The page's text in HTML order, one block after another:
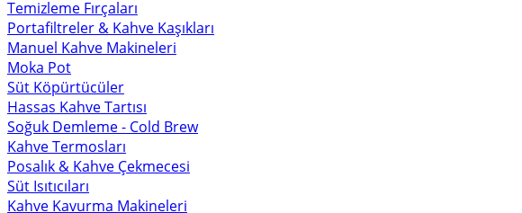
Temizleme Fırçaları
Portafiltreler & Kahve Kaşıkları
Manuel Kahve Makineleri
Moka Pot
Süt Köpürtücüler
Hassas Kahve Tartısı
Soğuk Demleme - Cold Brew
Kahve Termosları
Posalık & Kahve Çekmecesi
Süt Isıtıcıları
Kahve Kavurma Makineleri